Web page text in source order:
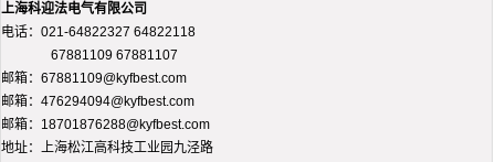
上海科迎法电气有限公司
电话：021-64822327 64822118
67881109 67881107
邮箱：67881109@kyfbest.com
邮箱：476294094@kyfbest.com
邮箱：18701876288@kyfbest.com
地址：上海松江高科技工业园九泾路